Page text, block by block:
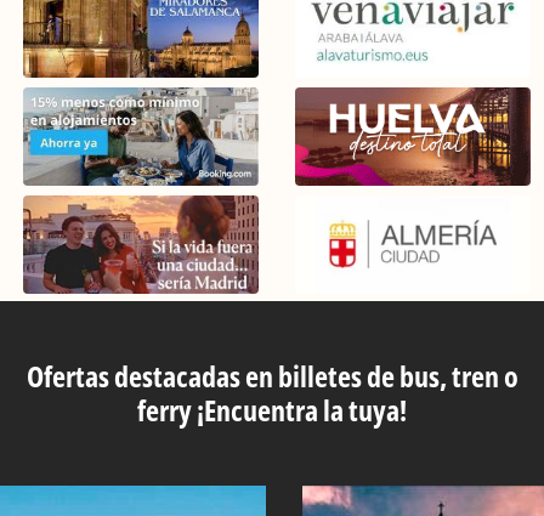
Ofertas destacadas en billetes de bus, tren o
ferry ¡Encuentra la tuya!